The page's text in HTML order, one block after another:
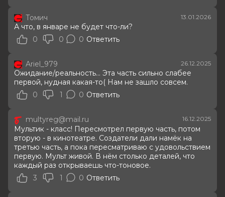
Томич 13.01.2026
А что, в январе не будет что-ли?
0
0 0 Ответить
Ariel_979 26.12.2025
Ожидание/реальность... Эта часть сильно слабее
первой, нудная какая-то( Нам не зашло совсем.
0
1 0 Ответить
multyreg@mail.ru 16.12.2025
Мультик - класс! Пересмотрел первую часть, потом
вторую - в кинотеатре. Создатели дали намёк на
третью часть, а пока пересматриваю с удовольствием
первую. Мульт живой. В нём столько деталей, что
каждый раз открываешь что-тоновое.
3
1 0 Ответить